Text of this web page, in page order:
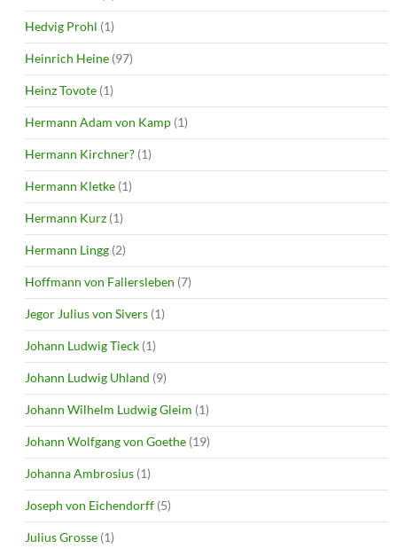
Hedvig Prohl (1)
Heinrich Heine (97)
Heinz Tovote (1)
Hermann Adam von Kamp (1)
Hermann Kirchner? (1)
Hermann Kletke (1)
Hermann Kurz (1)
Hermann Lingg (2)
Hoffmann von Fallersleben (7)
Jegor Julius von Sivers (1)
Johann Ludwig Tieck (1)
Johann Ludwig Uhland (9)
Johann Wilhelm Ludwig Gleim (1)
Johann Wolfgang von Goethe (19)
Johanna Ambrosius (1)
Joseph von Eichendorff (5)
Julius Grosse (1)